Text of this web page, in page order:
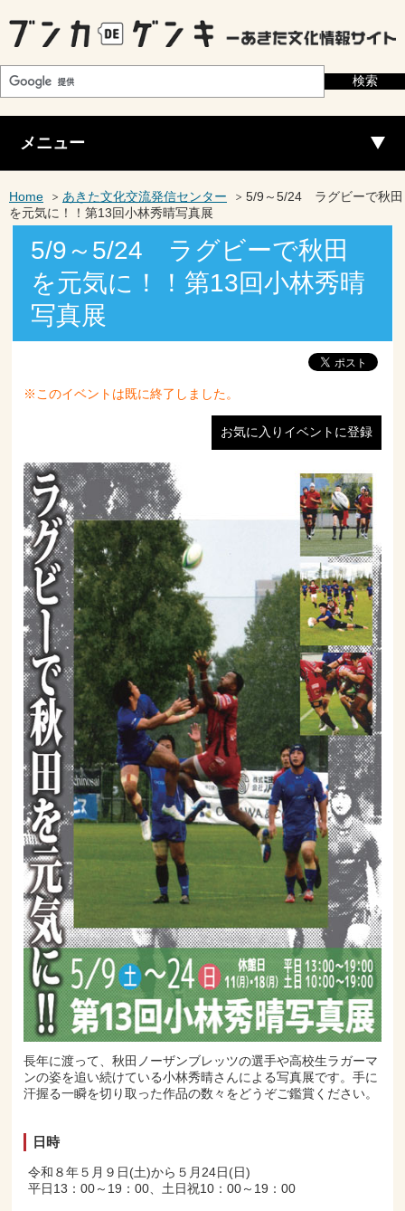
メニュー
Home あきた文化交流発信センター
5/9～5/24 ラグビーで秋田
を元気に！！第13回小林秀晴写真展
5/9～5/24 ラグビーで秋田
を元気に！！第13回小林秀晴
写真展
※このイベントは既に終了しました。
お気に入りイベントに登録
長年に渡って、秋田ノーザンブレッツの選手や高校生ラガーマ
ンの姿を追い続けている小林秀晴さんによる写真展です。手に
汗握る一瞬を切り取った作品の数々をどうぞご鑑賞ください。
日時
令和８年５月９日(土)から５月24日(日)
平日13：00～19：00、土日祝10：00～19：00